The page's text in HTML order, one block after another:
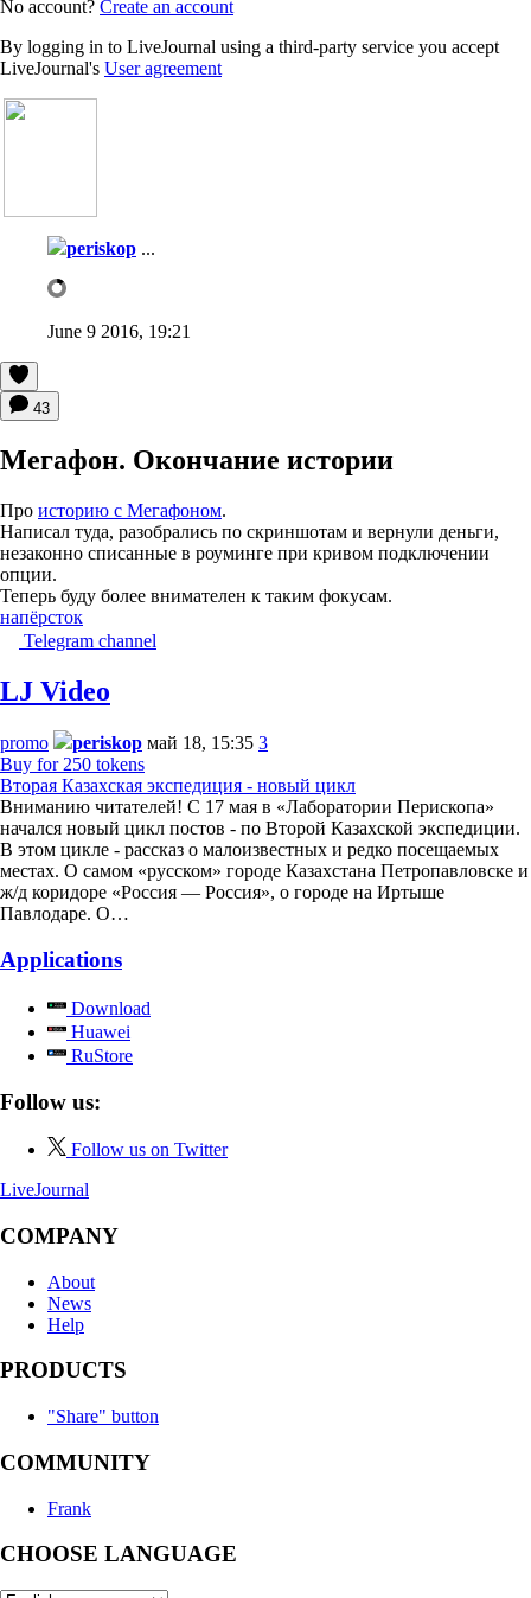
No account? Create an account
By logging in to LiveJournal using a third-party service you accept
LiveJournal's User agreement
periskop ...
June 9 2016, 19:21
43
Мегафон. Окончание истории
Про историю с Мегафоном.
Написал туда, разобрались по скриншотам и вернули деньги,
незаконно списанные в роуминге при кривом подключении
опции.
Теперь буду более внимателен к таким фокусам.
напёрсток
Telegram channel
LJ Video
promo periskop май 18, 15:35 3
Buy for 250 tokens
Вторая Казахская экспедиция - новый цикл
Вниманию читателей! С 17 мая в «Лаборатории Перископа»
начался новый цикл постов - по Второй Казахской экспедиции.
В этом цикле - рассказ о малоизвестных и редко посещаемых
местах. О самом «русском» городе Казахстана Петропавловске и
ж/д коридоре «Россия — Россия», о городе на Иртыше
Павлодаре. О…
Applications
Download
Huawei
RuStore
Follow us:
Follow us on Twitter
LiveJournal
COMPANY
About
News
Help
PRODUCTS
"Share" button
COMMUNITY
Frank
CHOOSE LANGUAGE